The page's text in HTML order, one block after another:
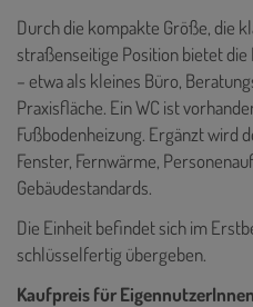
Durch die kompakte Größe, die
straßenseitige Position bietet
– etwa als kleines Büro,
Praxisfläche. Ein WC ist
Fußbodenheizung. Ergänzt wird
Fenster, Fernwärme,
Gebäudestandards.
Die Einheit befindet sich im
schlüsselfertig übergeben.
Kaufpreis für